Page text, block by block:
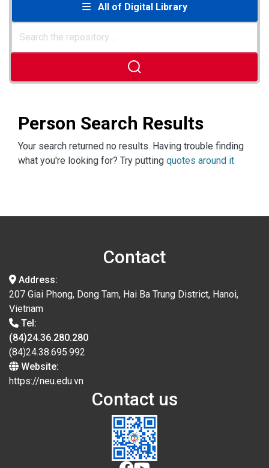
All of Digital Library
Person Search Results
Your search returned no results. Having trouble finding
what you're looking for? Try putting quotes around it
Contact
Address:
207 Giai Phong, Dong Tam, Hai Ba Trung District, Hanoi,
Vietnam
Tel:
(84)24.36.280.280
(84)24.38.695.992
Website:
https://neu.edu.vn
Contact us